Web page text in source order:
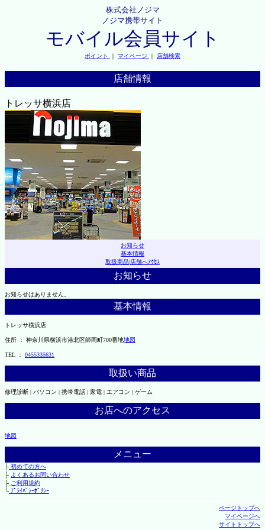
株式会社ノジマ
ノジマ携帯サイト
モバイル会員サイト
ポイント ｜ マイページ ｜ 店舗検索
店舗情報
トレッサ横浜店
お知らせ
基本情報
取扱商品|店舗へｱｸｾｽ
お知らせ
お知らせはありません。
基本情報
トレッサ横浜店
住所 ： 神奈川県横浜市港北区師岡町700番地地図
TEL ： 0455335631
取扱い商品
修理診断 | パソコン | 携帯電話 | 家電 | エアコン | ゲーム
お店へのアクセス
地図
メニュー
├初めての方へ
├ よくあるお問い合わせ
├ご利用規約
└ﾌﾟﾗｲﾊﾞｼｰﾎﾟﾘｼｰ
ページトップへ
マイページへ
サイトトップへ